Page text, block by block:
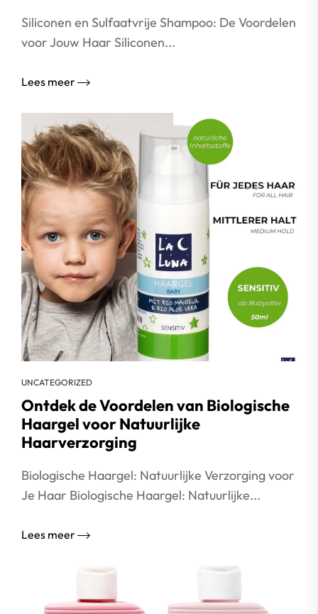
Siliconen en Sulfaatvrije Shampoo: De Voordelen
voor Jouw Haar Siliconen...
Lees meer
UNCATEGORIZED
Ontdek de Voordelen van Biologische
Haargel voor Natuurlijke
Haarverzorging
Biologische Haargel: Natuurlijke Verzorging voor
Je Haar Biologische Haargel: Natuurlijke...
Lees meer